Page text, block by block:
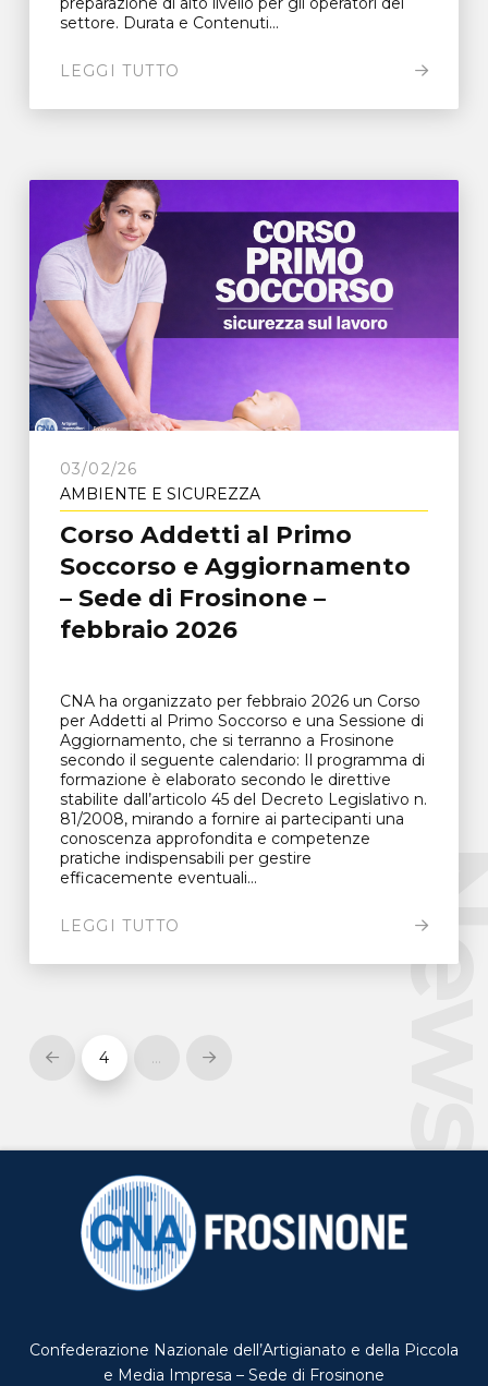
settore. Durata e Contenuti...
LEGGI TUTTO
03/02/26
AMBIENTE E SICUREZZA
Corso Addetti al Primo
Soccorso e Aggiornamento
– Sede di Frosinone –
febbraio 2026
CNA ha organizzato per febbraio 2026 un Corso
per Addetti al Primo Soccorso e una Sessione di
Aggiornamento, che si terranno a Frosinone
secondo il seguente calendario: Il programma di
formazione è elaborato secondo le direttive
stabilite dall’articolo 45 del Decreto Legislativo n.
81/2008, mirando a fornire ai partecipanti una
conoscenza approfondita e competenze
pratiche indispensabili per gestire
efficacemente eventuali...
LEGGI TUTTO
Prev 4 … Next
Confederazione Nazionale dell’Artigianato e della Piccola
e Media Impresa – Sede di Frosinone